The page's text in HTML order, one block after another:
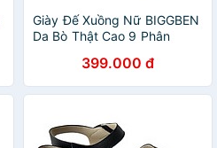
Giày Đế Xuồng Nữ BIGGBEN
Da Bò Thật Cao 9 Phân
399.000 đ